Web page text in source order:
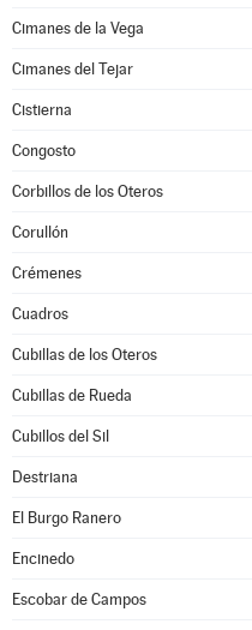
Cimanes de la Vega
Cimanes del Tejar
Cistierna
Congosto
Corbillos de los Oteros
Corullón
Crémenes
Cuadros
Cubillas de los Oteros
Cubillas de Rueda
Cubillos del Sil
Destriana
El Burgo Ranero
Encinedo
Escobar de Campos